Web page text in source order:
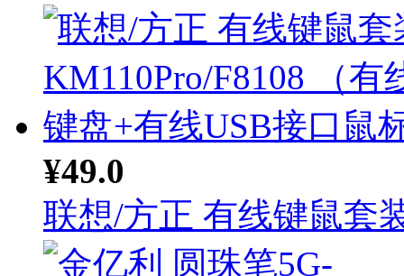
¥49.0
联想/方正 有线键鼠套